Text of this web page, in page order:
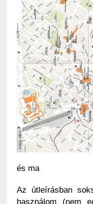
és ma
Az útleírásban
használom (nem